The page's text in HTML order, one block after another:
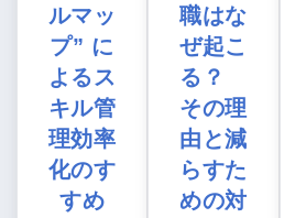
ルマッ
プ” に
よるス
キル管
理効率
化のす
すめ
職はな
ぜ起こ
る？
その理
由と減
らすた
めの対